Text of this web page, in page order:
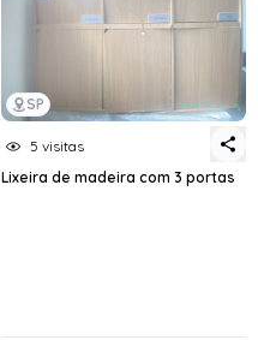
SP
5 visitas
Lixeira de madeira com 3 portas